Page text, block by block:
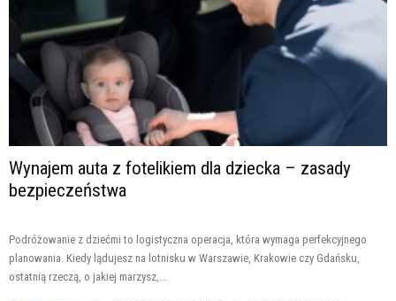
Wynajem auta z fotelikiem dla dziecka – zasady
bezpieczeństwa
Podróżowanie z dziećmi to logistyczna operacja, która wymaga perfekcyjnego
planowania. Kiedy lądujesz na lotnisku w Warszawie, Krakowie czy Gdańsku,
ostatnią rzeczą, o jakiej marzysz,...